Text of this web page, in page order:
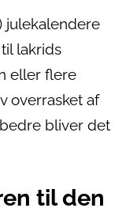
julekalendere
lakrids
eller flere
overrasket af
bliver det
til den